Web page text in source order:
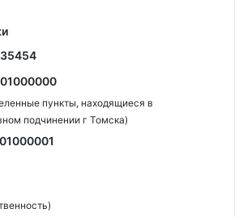
пункты, находящиеся в
подчинении г Томска)